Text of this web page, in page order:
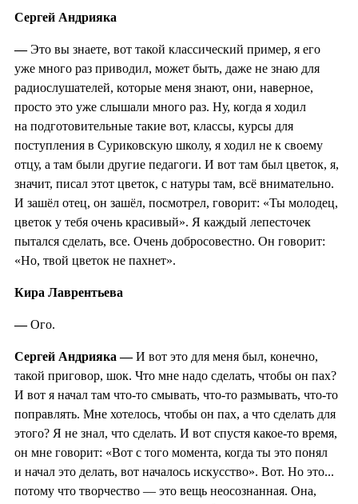
Сергей Андрияка
—Это вы знаете, вот такой классический пример, я его
уже много раз приводил, может быть, даже не знаю для
радиослушателей, которые меня знают, они, наверное,
просто это уже слышали много раз. Ну, когда я ходил
на подготовительные такие вот, классы, курсы для
поступления в Суриковскую школу, я ходил не к своему
отцу, а там были другие педагоги. И вот там был цветок, я,
значит, писал этот цветок, с натуры там, всё внимательно.
И зашёл отец, он зашёл, посмотрел, говорит: «Ты молодец,
цветок у тебя очень красивый». Я каждый лепесточек
пытался сделать, все. Очень добросовестно. Он говорит:
«Но, твой цветок не пахнет».
Кира Лаврентьева
—Ого.
Сергей Андрияка —И вот это для меня был, конечно,
такой приговор, шок. Что мне надо сделать, чтобы он пах?
И вот я начал там что-то смывать, что-то размывать, что-то
поправлять. Мне хотелось, чтобы он пах, а что сделать для
этого? Я не знал, что сделать. И вот спустя какое-то время,
он мне говорит: «Вот с того момента, когда ты это понял
и начал это делать, вот началось искусство». Вот. Но это...
потому что творчество — это вещь неосознанная. Она,